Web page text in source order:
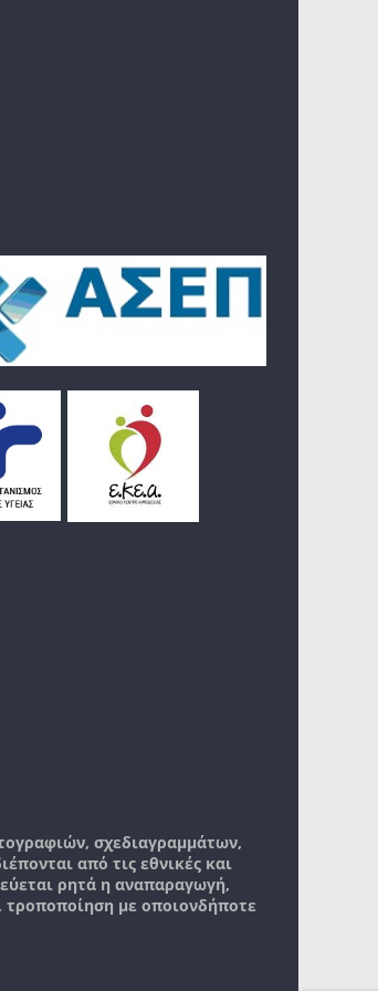
σχεδιαγραμμάτων,
από τις εθνικές και
ρητά η αναπαραγωγή,
με οποιονδήποτε